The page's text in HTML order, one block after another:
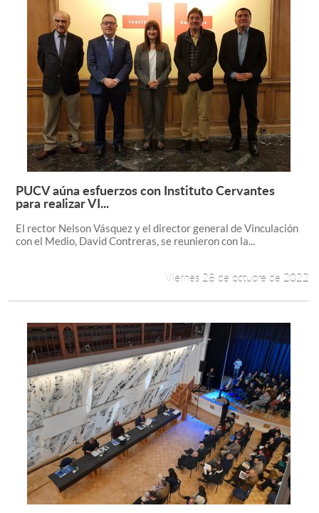
Leer más +
PUCV aúna esfuerzos con Instituto Cervantes
para realizar VI...
El rector Nelson Vásquez y el director general de Vinculación
con el Medio, David Contreras, se reunieron con la...
Viernes 28 de octubre de 2022